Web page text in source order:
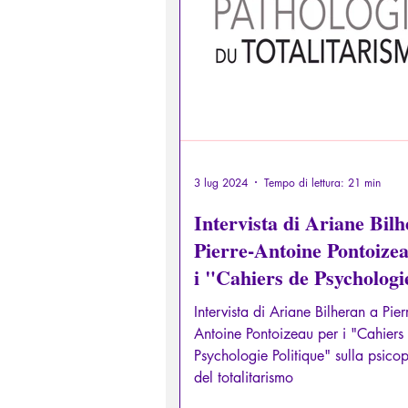
Diritti sessuali/Educazione
Intervista di Ariane
Pierre-Antoine
i "Cahiers de
Politique" sulla
del totalitarismo
Intervista di Ariane Bilheran a
Antoine Pontoizeau per i "Cahiers
Psychologie Politique" sulla
del totalitarismo
3 lug 2024 Tempo di lettura: 21 min